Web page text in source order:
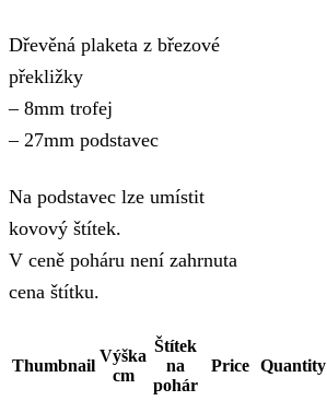
Dřevěná plaketa z březové
překližky
– 8mm trofej
– 27mm podstavec
Na podstavec lze umístit
kovový štítek.
V ceně poháru není zahrnuta
cena štítku.
Thumbnail
Výška
cm
Štítek
na
pohár
Price Quantity